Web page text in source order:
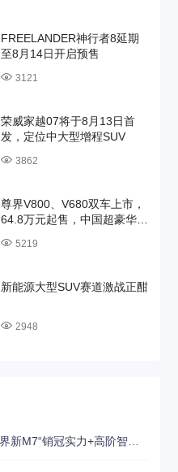
FREELANDER神行者8延期
至8月14日开启预售
3121
荣威家越07将于8月13日首
发，定位中大型增程SUV
3862
尊界V800、V680双车上市，
64.8万元起售，中国超豪华
5219
新能源大型SUV赛道激战正酣
2948